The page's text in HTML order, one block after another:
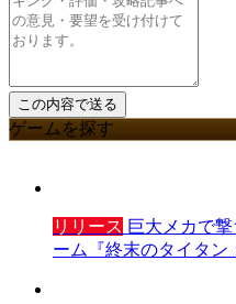
ゲームを探す
リリース 巨大メカで
ーム『終末のタイタン